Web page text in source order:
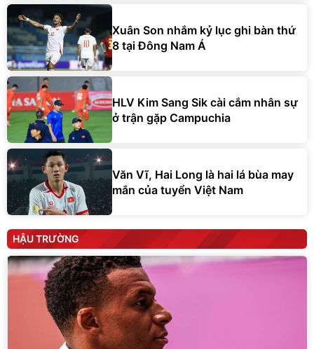
Xuân Son nhắm kỷ lục ghi bàn thứ
8 tại Đông Nam Á
HLV Kim Sang Sik cài cắm nhân sự
ở trận gặp Campuchia
Văn Vĩ, Hai Long là hai lá bùa may
mắn của tuyển Việt Nam
HẬU TRƯỜNG